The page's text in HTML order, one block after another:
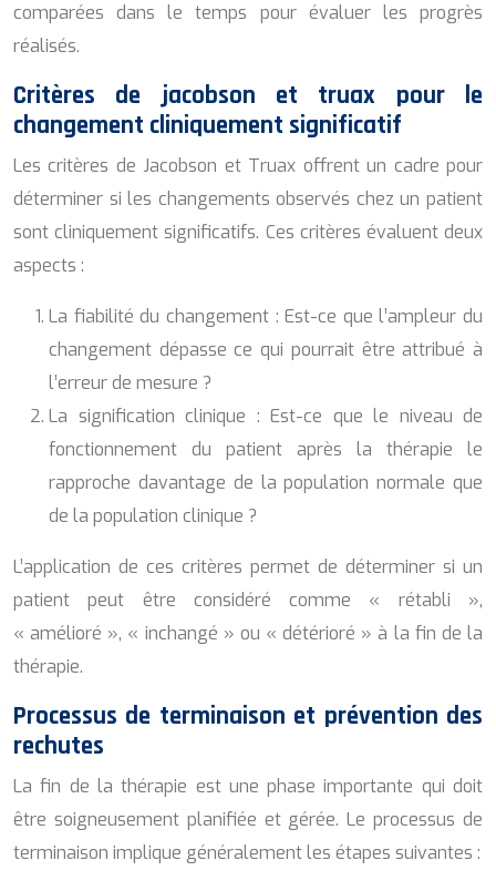
comparées dans le temps pour évaluer les progrès
réalisés.
Critères de jacobson et truax pour le
changement cliniquement significatif
Les critères de Jacobson et Truax offrent un cadre pour
déterminer si les changements observés chez un patient
sont cliniquement significatifs. Ces critères évaluent deux
aspects :
La fiabilité du changement : Est-ce que l’ampleur du
changement dépasse ce qui pourrait être attribué à
l’erreur de mesure ?
La signification clinique : Est-ce que le niveau de
fonctionnement du patient après la thérapie le
rapproche davantage de la population normale que
de la population clinique ?
L’application de ces critères permet de déterminer si un
patient peut être considéré comme « rétabli »,
« amélioré », « inchangé » ou « détérioré » à la fin de la
thérapie.
Processus de terminaison et prévention des
rechutes
La fin de la thérapie est une phase importante qui doit
être soigneusement planifiée et gérée. Le processus de
terminaison implique généralement les étapes suivantes :